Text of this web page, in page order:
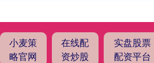
小麦策
略官网
在线配
资炒股
实盘股票
配资平台